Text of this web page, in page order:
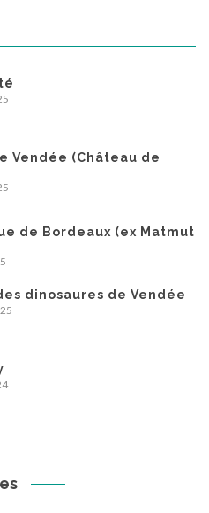
Vendée (Château de
de Bordeaux (ex Matmut
dinosaures de Vendée